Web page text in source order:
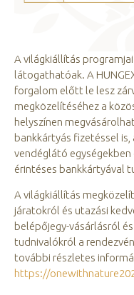
A világkiállítás
látogathatóak. A
forgalom előtt le lesz
megközelítéséhez a
helyszínen
bankkártyás fizetéssel
vendéglátó
érintéses bankkártyával
A világkiállítás
járatokról és utazási
belépőjegy-vásárlásról
tudnivalókról a
további részletes
https://